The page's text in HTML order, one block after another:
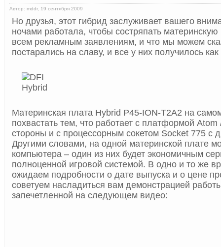
Автор: mddr, 19 сентября 2009
Но друзья, этот гибрид заслуживает вашего
ночами работала, чтобы состряпать
всем рекламным заявлениям, и что мы можем
постарались на славу, и все у них получилось
Материнская плата Hybrid P45-ION-T2A2 на
похвастать тем, что работает с платформой
стороны и с процессорным сокетом Socket 775 с
Другими словами, на одной материнской плате
компьютера – один из них будет экономичным
полноценной игровой системой. В одно и то же
ожидаем подробности о дате выпуска и о цене
советуем насладиться вам демонстрацией
запечетленной на следующем видео: